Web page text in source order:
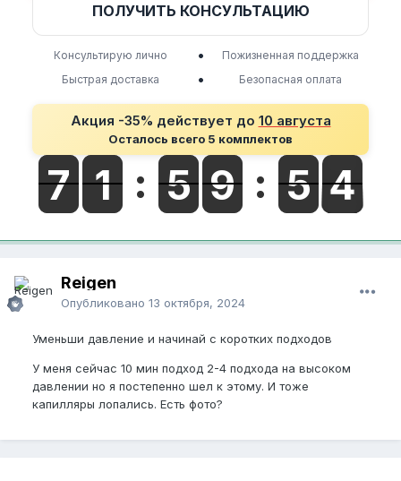
ПОЛУЧИТЬ КОНСУЛЬТАЦИЮ
Консультирую лично •
Пожизненная поддержка
Быстрая доставка
• Безопасная оплата
Акция -35% действует до 10 августа
Осталось всего 5 комплектов
Reigen
Опубликовано 13 октября, 2024
Уменьши давление и начинай с коротких подходов
У меня сейчас 10 мин подход 2-4 подхода на высоком
давлении но я постепенно шел к этому. И тоже
капилляры лопались. Есть фото?